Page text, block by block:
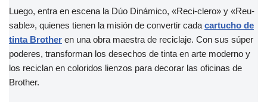
Luego, entra en escena la Dúo Dinámico, «Reci-clero» y «Reu-
sable», quienes tienen la misión de convertir cada cartucho de
tinta Brother en una obra maestra de reciclaje. Con sus súper
poderes, transforman los desechos de tinta en arte moderno y
los reciclan en coloridos lienzos para decorar las oficinas de
Brother.